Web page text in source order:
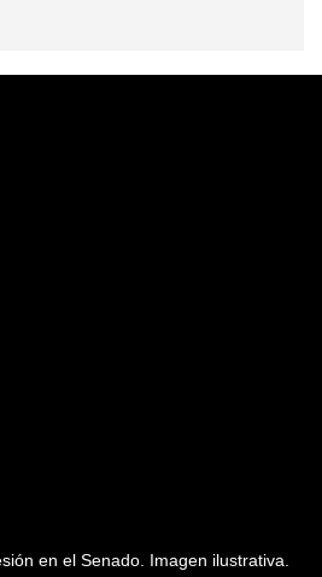
en el Senado. Imagen ilustrativa.